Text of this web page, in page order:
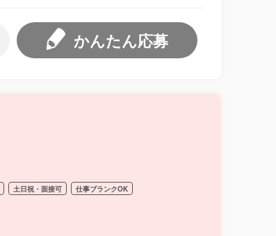
かんたん応募
土日祝・面接可 仕事ブランクOK